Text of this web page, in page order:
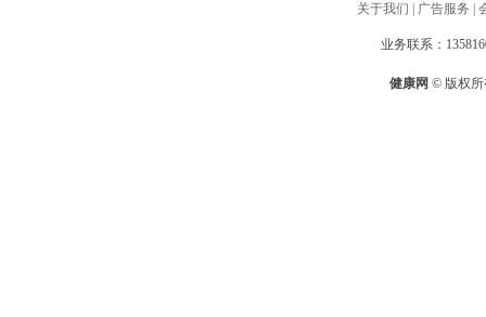
关于我们 广告服务
业务联系：
健康网 © 版权所